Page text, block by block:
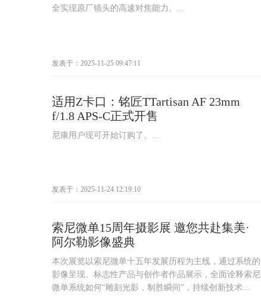
全实现原厂镜头的高速对焦能力。...
发表于：2025-11-25 09:47:11
适用Z卡口：铭匠TTartisan AF 23mm
f/1.8 APS-C正式开售
尼康用户现可开始订购了。...
发表于：2025-11-24 12:19:10
索尼微单15周年摄影展 邀您共赴集美·
阿尔勒影像盛典
本次展览以索尼微单十五年发展历程为主线，通过系统的
影像呈现、标志性产品与创作者作品展示，全面诠释索尼
微单系统如何“雕刻光影，制胜瞬间”，持续创新技术...